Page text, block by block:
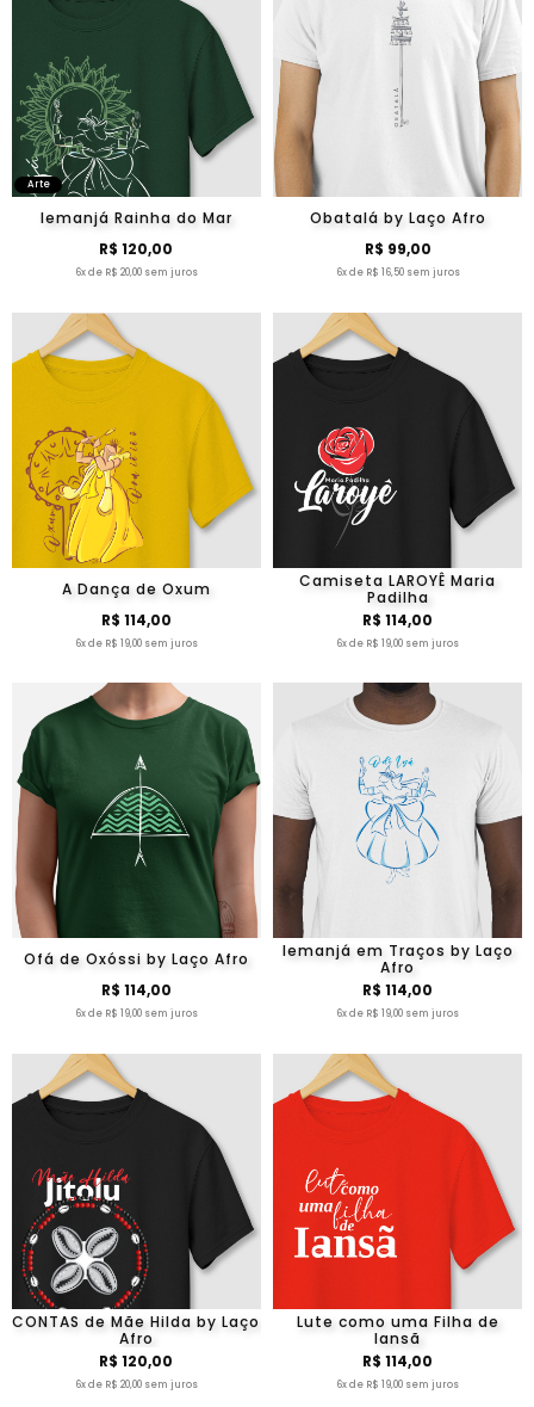
Arte
Iemanjá Rainha do Mar
R$ 120,00
6x de R$ 20,00 sem juros
Obatalá by Laço Afro
R$ 99,00
6x de R$ 16,50 sem juros
A Dança de Oxum
R$ 114,00
6x de R$ 19,00 sem juros
Camiseta LAROYÊ Maria
Padilha
R$ 114,00
6x de R$ 19,00 sem juros
Ofá de Oxóssi by Laço Afro
R$ 114,00
6x de R$ 19,00 sem juros
Iemanjá em Traços by Laço
Afro
R$ 114,00
6x de R$ 19,00 sem juros
CONTAS de Mãe Hilda by Laço
Afro
R$ 120,00
6x de R$ 20,00 sem juros
Lute como uma Filha de
Iansã
R$ 114,00
6x de R$ 19,00 sem juros